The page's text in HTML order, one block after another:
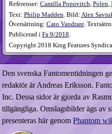
Referenser: Camilla Popovitch, Polen,
Text: Philip Madden . Bild: Alex
Översättning: Cato Vandrare.
Publicerad i Fa9​/2018.
Copyright 2018 King Features
Den svenska Fantomentidningen
redaktör är Andreas Eriksson.
Inc. Dessa sidor är gjorda av
tillgängliga. Omslagsbilder ägs av
presenteras här genomPhantom